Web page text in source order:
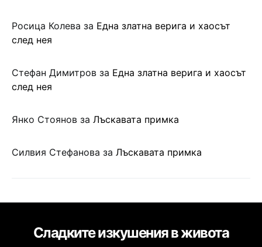
Росица Колева за Една златна верига и хаосът
след нея
Стефан Димитров за Една златна верига и хаосът
след нея
Янко Стоянов за Лъскавата примка
Силвия Стефанова за Лъскавата примка
Сладките изкушения в живота